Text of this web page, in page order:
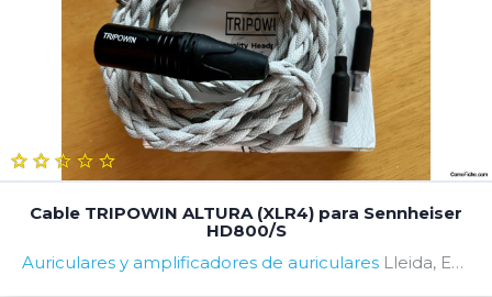
Cable TRIPOWIN ALTURA (XLR4) para Sennheiser
HD800/S
Auriculares y amplificadores de auriculares Lleida, España